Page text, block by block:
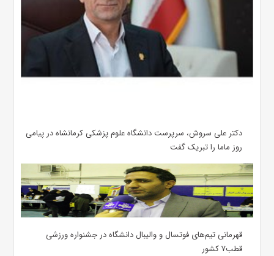
دکتر علی سروش، سرپرست دانشگاه علوم پزشکی کرمانشاه در پیامی
روز ماما را تبریک گفت
قهرمانی تیم‌های فوتسال و والیبال دانشگاه در جشنواره ورزشی
قطب۷ کشور